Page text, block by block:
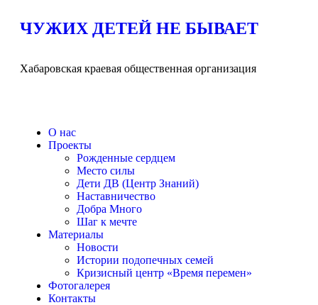
ЧУЖИХ ДЕТЕЙ НЕ БЫВАЕТ
Хабаровская краевая общественная организация
О нас
Проекты
Рожденные сердцем
Место силы
Дети ДВ (Центр Знаний)
Наставничество
Добра Много
Шаг к мечте
Материалы
Новости
Истории подопечных семей
Кризисный центр «Время перемен»
Фотогалерея
Контакты